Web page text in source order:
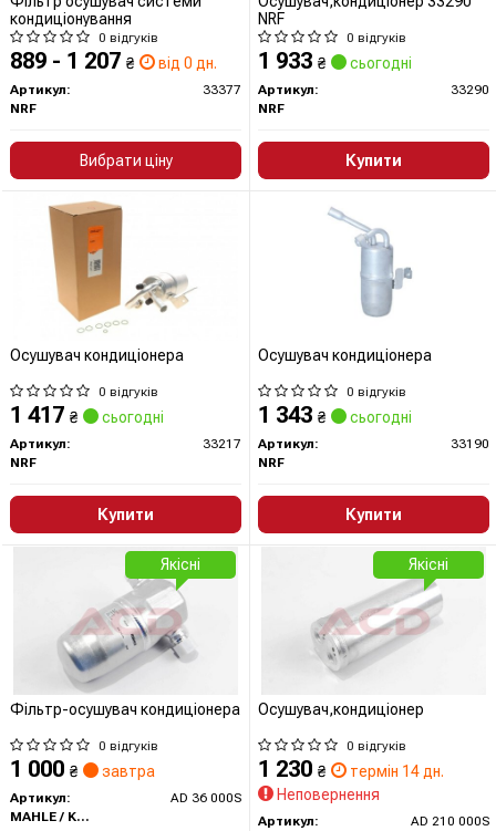
кондиціонування
0 відгуків
889 - 1 207 ₴ від 0 дн.
Артикул:
33377
NRF
Вибрати ціну
NRF
0 відгуків
1 933 ₴ сьогодні
Артикул:
33290
NRF
Купити
Осушувач кондиціонера
0 відгуків
1 417 ₴ сьогодні
Артикул:
33217
NRF
Купити
Осушувач кондиціонера
0 відгуків
1 343 ₴ сьогодні
Артикул:
33190
NRF
Купити
Фільтр-осушувач кондиціонера
0 відгуків
1 000 ₴ завтра
Артикул:
AD 36 000S
MAHLE / KNECHT
Якісні
Осушувач,кондиціонер
0 відгуків
1 230 ₴
термін 14 дн.
Неповернення
Артикул:
AD 210 000S
Якісні